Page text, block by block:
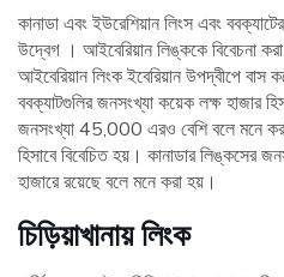
কানাডা এবং ইউরেশিয়ান লিংস এবং
উদ্বেগ । আইবেরিয়ান লিঙ্ককে বিবেচনা
আইবেরিয়ান লিংক ইবেরিয়ান উপদ্বীপে বাস
ববক্যাটগুলির জনসংখ্যা কয়েক লক্ষ হাজার
জনসংখ্যা 45,000 এরও বেশি বলে মনে
হিসাবে বিবেচিত হয়। কানাডার লিঙ্কসের
হাজারে রয়েছে বলে মনে করা হয়।
চিড়িয়াখানায় লিংক